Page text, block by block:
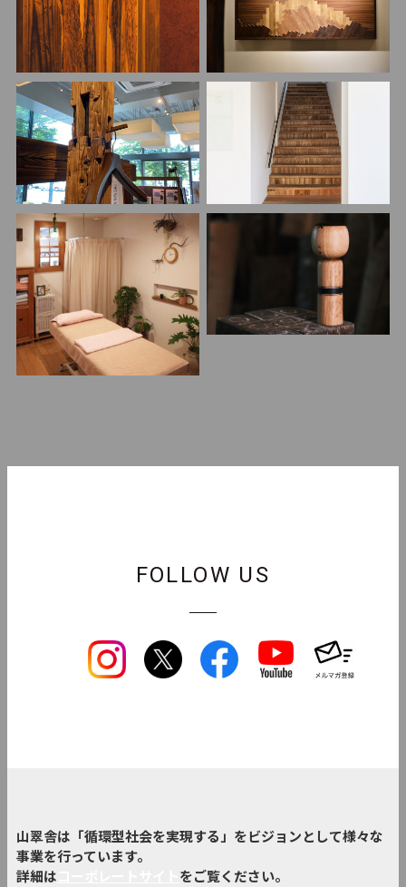
FOLLOW US
山翠舎は「循環型社会を実現する」をビジョンとして様々な
事業を行っています。
詳細は
をご覧ください。